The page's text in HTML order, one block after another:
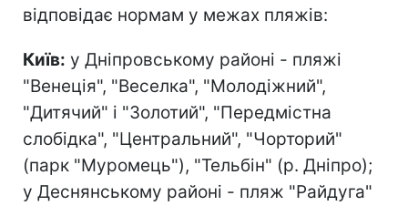
відповідає нормам у межах пляжів:
Київ: у Дніпровському районі - пляжі
"Венеція", "Веселка", "Молодіжний",
"Дитячий" і "Золотий", "Передмістна
слобідка", "Центральний", "Чорторий"
(парк "Муромець"), "Тельбін" (р. Дніпро);
у Деснянському районі - пляж "Райдуга"